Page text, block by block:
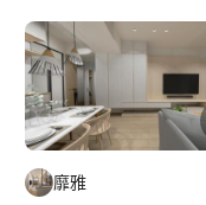
靡雅